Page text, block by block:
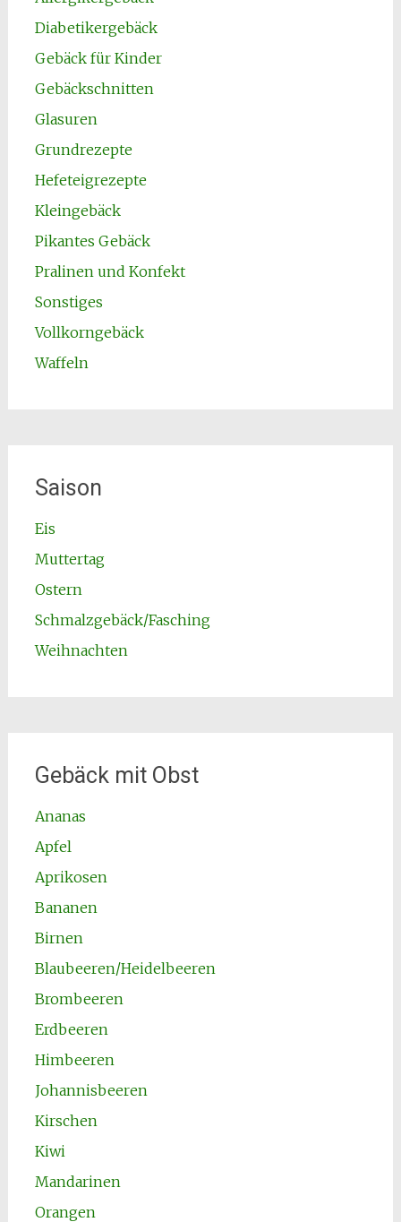
Diabetikergebäck
Gebäck für Kinder
Gebäckschnitten
Glasuren
Grundrezepte
Hefeteigrezepte
Kleingebäck
Pikantes Gebäck
Pralinen und Konfekt
Sonstiges
Vollkorngebäck
Waffeln
Saison
Eis
Muttertag
Ostern
Schmalzgebäck/Fasching
Weihnachten
Gebäck mit Obst
Ananas
Apfel
Aprikosen
Bananen
Birnen
Blaubeeren/Heidelbeeren
Brombeeren
Erdbeeren
Himbeeren
Johannisbeeren
Kirschen
Kiwi
Mandarinen
Orangen